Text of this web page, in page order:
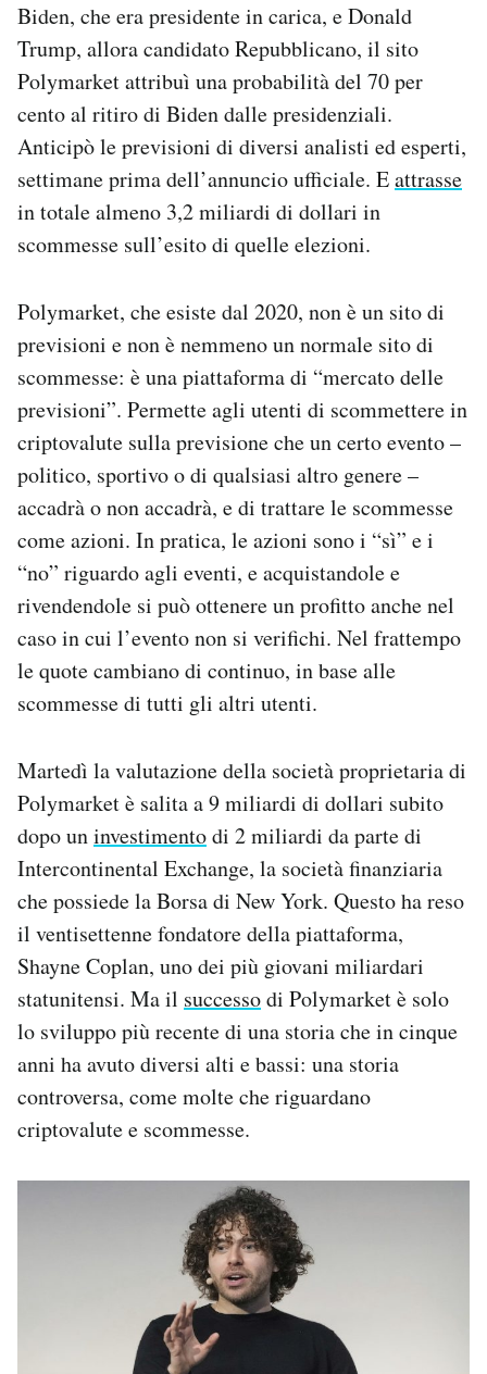
AREA PERSONALE
Area Personale
Newsletter
Notifiche mobile
Regala il Post
Hai bisogno di aiuto?
Biden, che era presidente in carica, e Donald
Trump, allora candidato Repubblicano, il sito
Polymarket attribuì una probabilità del 70 per
cento al ritiro di Biden dalle presidenziali.
Anticipò le previsioni di diversi analisti ed esperti,
settimane prima dell’annuncio ufficiale. Eattrasse
in totale almeno 3,2 miliardi di dollari in
scommesse sull’esito di quelle elezioni.
Polymarket, che esiste dal 2020, non è un sito di
previsioni e non è nemmeno un normale sito di
scommesse: è una piattaforma di “mercato delle
previsioni”. Permette agli utenti di scommettere in
criptovalute sulla previsione che un certo evento –
politico, sportivo o di qualsiasi altro genere –
accadrà o non accadrà, e di trattare le scommesse
come azioni. In pratica, le azioni sono i “sì” e i
“no” riguardo agli eventi, e acquistandole e
rivendendole si può ottenere un profitto anche nel
caso in cui l’evento non si verifichi. Nel frattempo
le quote cambiano di continuo, in base alle
scommesse di tutti gli altri utenti.
Martedì la valutazione della società proprietaria di
Polymarket è salita a 9 miliardi di dollari subito
dopo uninvestimentodi 2 miliardi da parte di
Intercontinental Exchange, la società finanziaria
che possiede la Borsa di New York. Questo ha reso
il ventisettenne fondatore della piattaforma,
Shayne Coplan, uno dei più giovani miliardari
statunitensi. Ma il successodi Polymarket è solo
lo sviluppo più recente di una storia che in cinque
anni ha avuto diversi alti e bassi: una storia
controversa, come molte che riguardano
criptovalute e scommesse.